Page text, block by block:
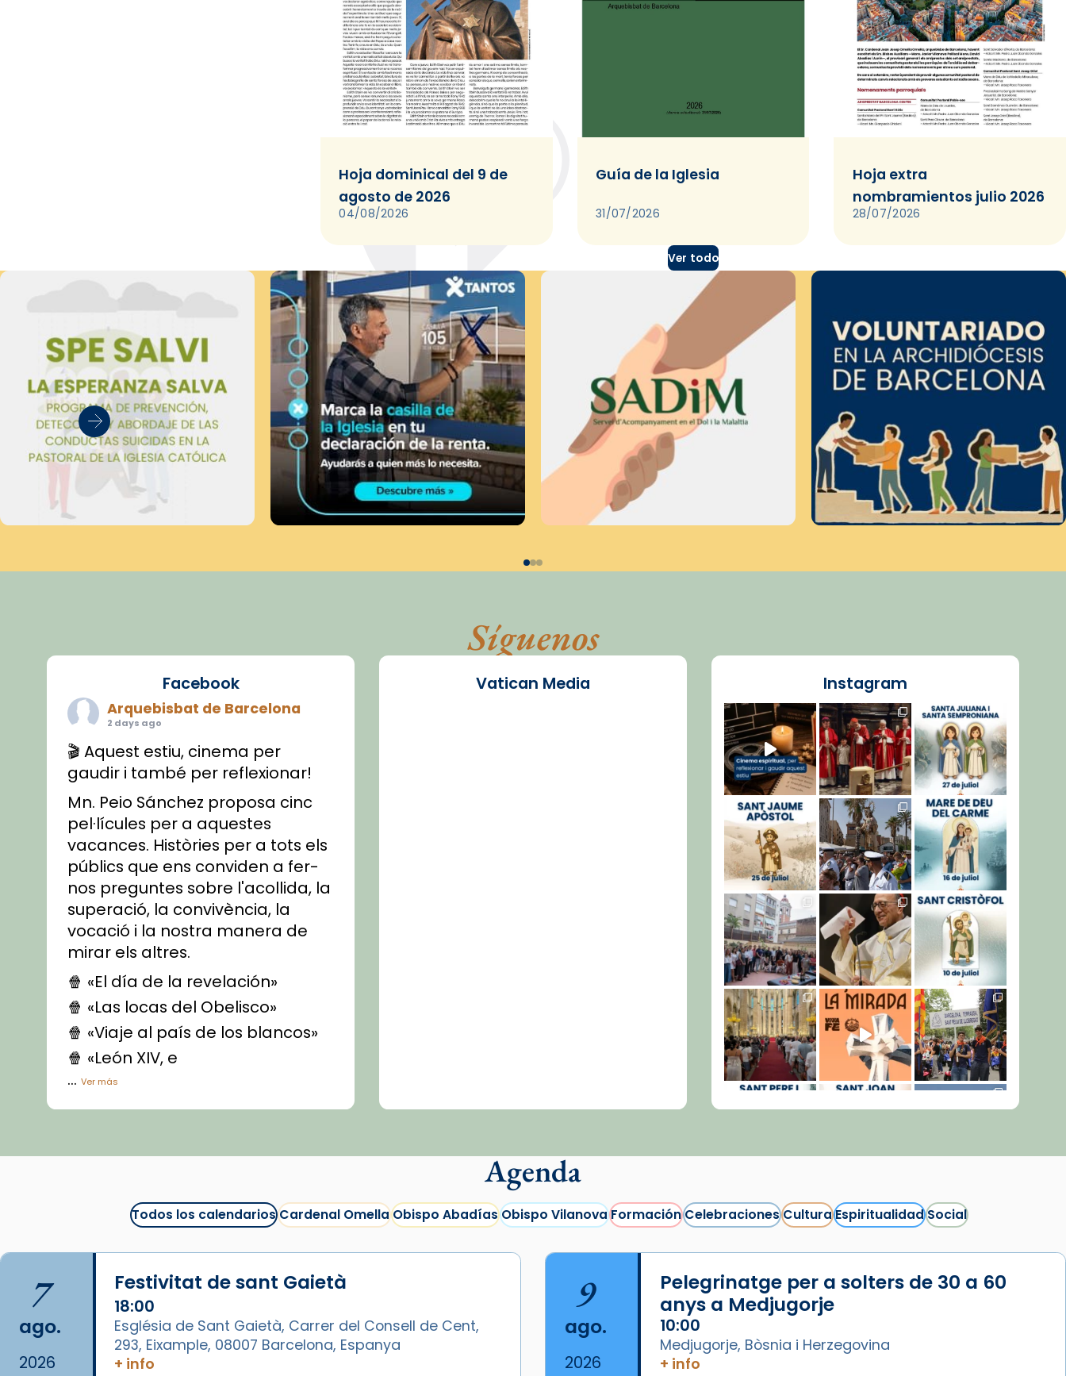
Hoja dominical del 9 de
agosto de 2026
04/08/2026
Guía de la Iglesia
31/07/2026
Hoja extra
nombramientos julio 2026
28/07/2026
Ver todo
Síguenos
Facebook
Arquebisbat de Barcelona
2 days ago
🎬 Aquest estiu, cinema per
gaudir i també per reflexionar!
Mn. Peio Sánchez proposa cinc
pel·lícules per a aquestes
vacances. Històries per a tots els
públics que ens conviden a fer-
nos preguntes sobre l'acollida, la
superació, la convivència, la
vocació i la nostra manera de
mirar els altres.
🍿 «El día de la revelación»
🍿 «Las locas del Obelisco»
🍿 «Viaje al país de los blancos»
🍿 «León XIV, e
...Ver más
Vídeo
La Carmina va patir depressió.
arribar el seu testimoni al papa
Lleó XIV.
Recupera l'entrevista
compVatican News tican News 👇
Vatican Media Instagram
Cargar más...
Agenda
Todos los calendariosCardenal OmellaObispo AbadíasObispo VilanovaFormaciónCelebracionesCulturaEspiritualidadSocial
7
ago.
2026
Festivitat de sant Gaietà
18:00
Església de Sant Gaietà, Carrer del Consell de Cent,
293, Eixample, 08007 Barcelona, Espanya
+ info
9
ago.
2026
Pelegrinatge per a solters de 30 a 60
anys a Medjugorje
10:00
Medjugorje, Bòsnia i Herzegovina
+ info